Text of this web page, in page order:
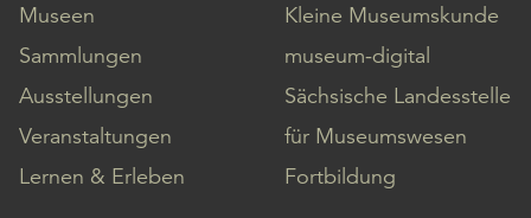
Museen
Sammlungen
Ausstellungen
Veranstaltungen
Lernen & Erleben
Kleine Museumskunde
museum-digital
Sächsische Landesstelle
für Museumswesen
Fortbildung